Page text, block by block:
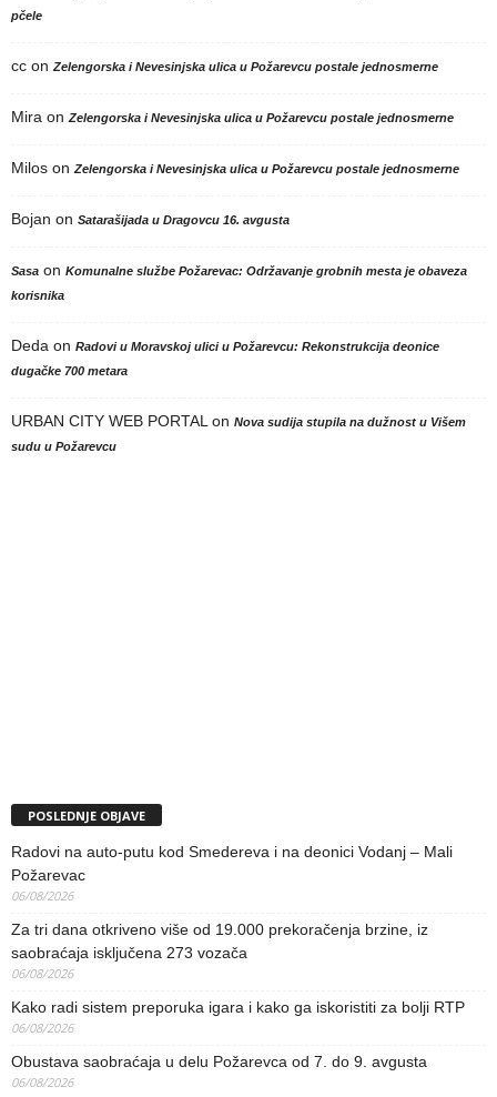
pčele
cc on Zelengorska i Nevesinjska ulica u Požarevcu postale jednosmerne
Mira on Zelengorska i Nevesinjska ulica u Požarevcu postale jednosmerne
Milos on Zelengorska i Nevesinjska ulica u Požarevcu postale jednosmerne
Bojan on Satarašijada u Dragovcu 16. avgusta
Sasa on Komunalne službe Požarevac: Održavanje grobnih mesta je obaveza
korisnika
Deda on Radovi u Moravskoj ulici u Požarevcu: Rekonstrukcija deonice
dugačke 700 metara
URBAN CITY WEB PORTAL on Nova sudija stupila na dužnost u Višem
sudu u Požarevcu
POSLEDNJE OBJAVE
Radovi na auto-putu kod Smedereva i na deonici Vodanj – Mali
Požarevac
06/08/2026
Za tri dana otkriveno više od 19.000 prekoračenja brzine, iz
saobraćaja isključena 273 vozača
06/08/2026
Kako radi sistem preporuka igara i kako ga iskoristiti za bolji RTP
06/08/2026
Obustava saobraćaja u delu Požarevca od 7. do 9. avgusta
06/08/2026